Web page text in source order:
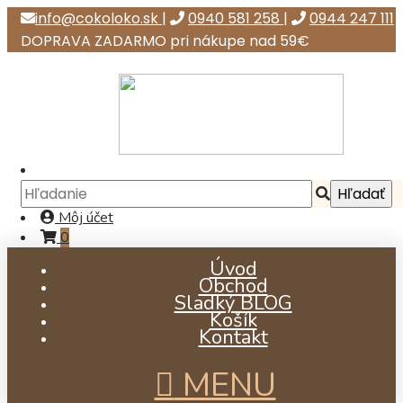
info@cokoloko.sk | 0940 581 258 |
0944 247 111
DOPRAVA ZADARMO pri nákupe nad 59€
Môj účet
0
Úvod
Obchod
Sladký BLOG
Košík
Kontakt
MENU